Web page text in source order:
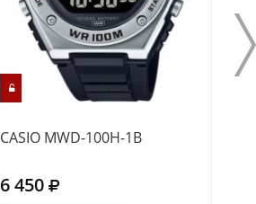
CASIO MWD-100H-1B
6 450